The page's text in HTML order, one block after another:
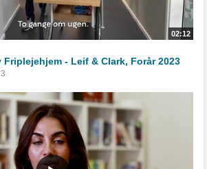
02:12
- Leif & Clark, Forår 2023